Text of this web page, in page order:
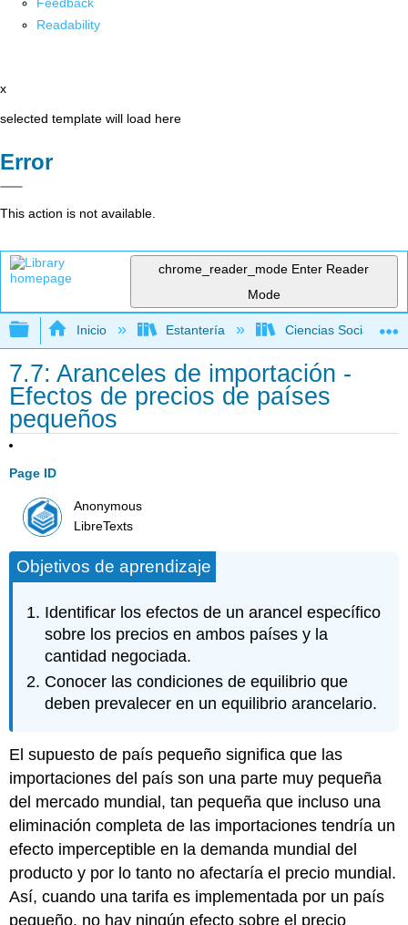
Feedback
Readability
x
selected template will load here
Error
This action is not available.
chrome_reader_mode Enter Reader
Mode
Expandir/contraer jerarquía global
Inicio Estantería Ciencias Sociales
7.7: Aranceles de importación -
Efectos de precios de países
pequeños
Page ID
Anonymous
LibreTexts
Objetivos de aprendizaje
Identificar los efectos de un arancel específico
sobre los precios en ambos países y la
cantidad negociada.
Conocer las condiciones de equilibrio que
deben prevalecer en un equilibrio arancelario.
El supuesto de país pequeño significa que las
importaciones del país son una parte muy pequeña
del mercado mundial, tan pequeña que incluso una
eliminación completa de las importaciones tendría un
efecto imperceptible en la demanda mundial del
producto y por lo tanto no afectaría el precio mundial.
Así, cuando una tarifa es implementada por un país
pequeño, no hay ningún efecto sobre el precio